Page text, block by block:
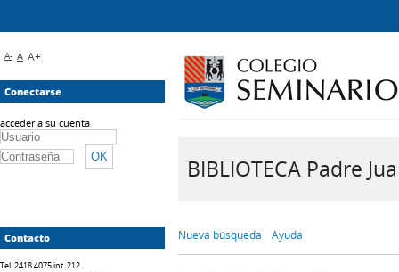
BIBLIOTECA Padre
Nueva búsqueda Ayuda
A- A A+
Conectarse
acceder a su cuenta
Contacto
Tel. 2418 4075 int. 212